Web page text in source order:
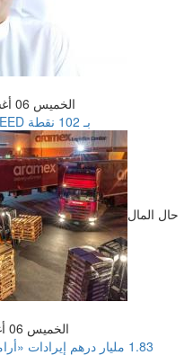
الخميس 06 أغسطس 2026 04:51 صباحاً
«الشراع» يحصل على بلاتينية LEED بـ 102 نقطة
حال المال
الخميس 06 أغسطس 2026 02:21 صباحاً